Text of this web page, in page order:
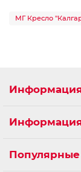
МГ Кресло
Популярные